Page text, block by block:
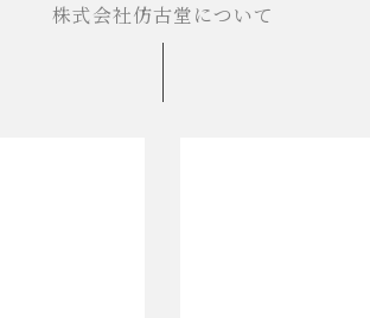
株式会社仿古堂について